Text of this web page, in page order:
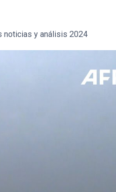
noticias y análisis 2024